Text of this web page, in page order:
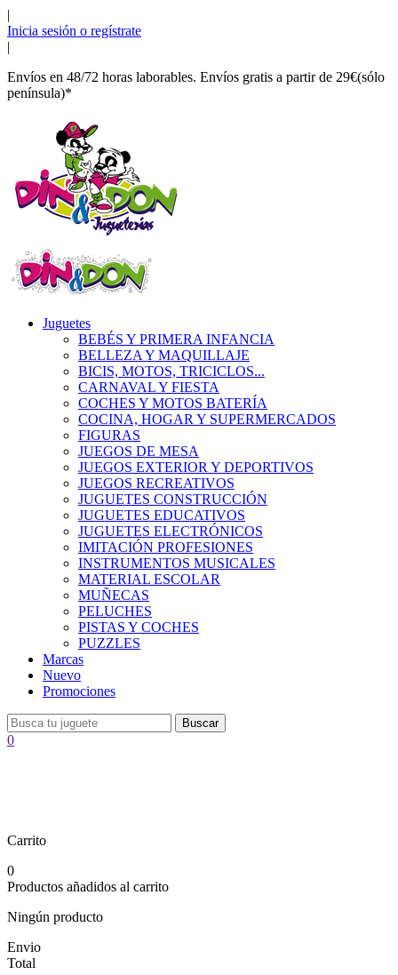
|
Inicia sesión o regístrate
|
Envíos en 48/72 horas laborables. Envíos gratis a partir de 29€(sólo
península)*
Juguetes
BEBÉS Y PRIMERA INFANCIA
BELLEZA Y MAQUILLAJE
BICIS, MOTOS, TRICICLOS...
CARNAVAL Y FIESTA
COCHES Y MOTOS BATERÍA
COCINA, HOGAR Y SUPERMERCADOS
FIGURAS
JUEGOS DE MESA
JUEGOS EXTERIOR Y DEPORTIVOS
JUEGOS RECREATIVOS
JUGUETES CONSTRUCCIÓN
JUGUETES EDUCATIVOS
JUGUETES ELECTRÓNICOS
IMITACIÓN PROFESIONES
INSTRUMENTOS MUSICALES
MATERIAL ESCOLAR
MUÑECAS
PELUCHES
PISTAS Y COCHES
PUZZLES
Marcas
Nuevo
Promociones
Buscar
0
Carrito
0
Productos añadidos al carrito
Ningún producto
Envio
Total